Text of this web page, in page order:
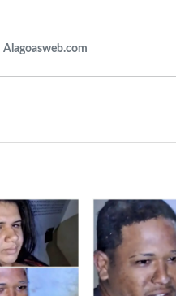
Alagoasweb.com